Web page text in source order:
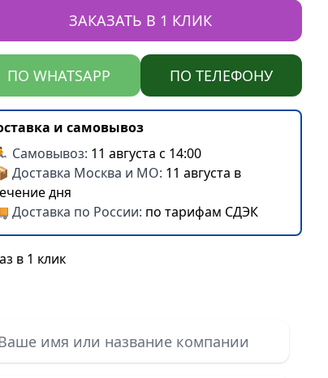
ЗАКАЗАТЬ В 1 КЛИК
ПО WHATSAPP ПО ТЕЛЕФОНУ
и самовывоз
Самовывоз: 11 августа с 14:00
Доставка Москва и МО: 11 августа в
дня
Доставка по России: по тарифам СДЭК
в 1 клик